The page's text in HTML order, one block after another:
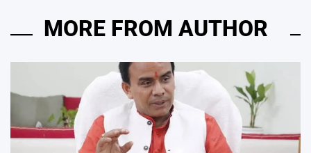
MORE FROM AUTHOR